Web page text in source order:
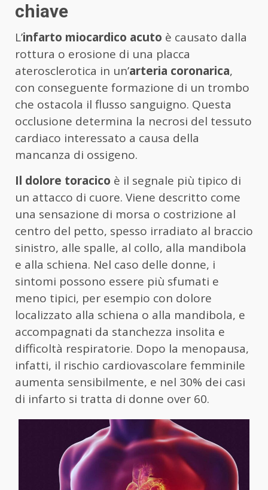
chiave
L’infarto miocardico acuto è causato dalla
rottura o erosione di una placca
aterosclerotica in un’arteria coronarica,
con conseguente formazione di un trombo
che ostacola il flusso sanguigno. Questa
occlusione determina la necrosi del tessuto
cardiaco interessato a causa della
mancanza di ossigeno.
Il dolore toracico è il segnale più tipico di
un attacco di cuore. Viene descritto come
una sensazione di morsa o costrizione al
centro del petto, spesso irradiato al braccio
sinistro, alle spalle, al collo, alla mandibola
e alla schiena. Nel caso delle donne, i
sintomi possono essere più sfumati e
meno tipici, per esempio con dolore
localizzato alla schiena o alla mandibola, e
accompagnati da stanchezza insolita e
difficoltà respiratorie. Dopo la menopausa,
infatti, il rischio cardiovascolare femminile
aumenta sensibilmente, e nel 30% dei casi
di infarto si tratta di donne over 60.